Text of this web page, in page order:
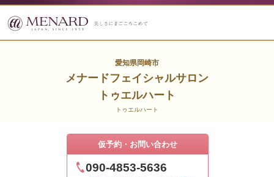
愛知県岡崎市
メナードフェイシャルサロン
トゥエルハート
トゥエルハート
仮予約・お問い合わせ
090-4853-5636